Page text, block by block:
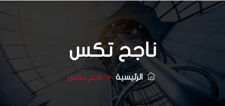
ناجح تكس
الرئيسية ناجح تكس